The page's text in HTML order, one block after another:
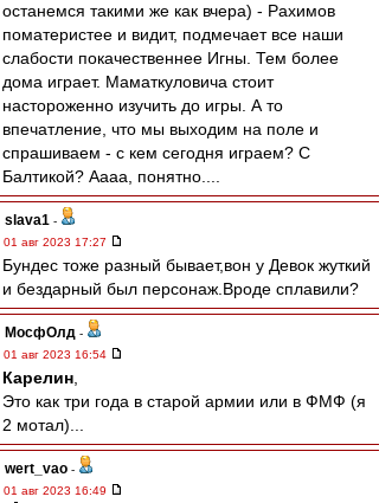
останемся такими же как вчера) - Рахимов
поматеристее и видит, подмечает все наши
слабости покачественнее Игны. Тем более
дома играет. Маматкуловича стоит
настороженно изучить до игры. А то
впечатление, что мы выходим на поле и
спрашиваем - с кем сегодня играем? С
Балтикой? Аааа, понятно....
slava1 -
01 авг 2023 17:27
Бундес тоже разный бывает,вон у Девок жуткий
и бездарный был персонаж.Вроде сплавили?
МосфОлд -
01 авг 2023 16:54
Карелин
Это как три года в старой армии или в ФМФ (я
2 мотал)...
wert_vao -
01 авг 2023 16:49